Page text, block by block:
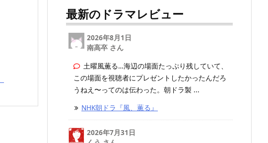
最新のドラマレビュー
2026年8月1日
南高卒 さん
土曜風薫る…海辺の場面たっぷり残していて、
この場面を視聴者にプレゼントしたかったんだろ
うねえ〜ってのは伝わった。朝ドラ製 ...
NHK朝ドラ『風、薫る』
2026年7月31日